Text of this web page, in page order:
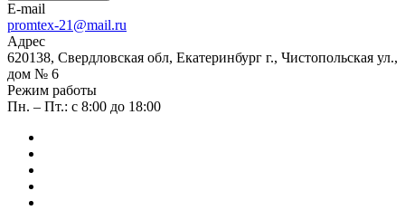
E-mail
promtex-21@mail.ru
Адрес
620138, Свердловская обл, Екатеринбург г., Чистопольская ул.,
дом № 6
Режим работы
Пн. – Пт.: с 8:00 до 18:00